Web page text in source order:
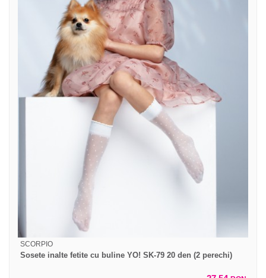
SCORPIO
Sosete inalte fetite cu buline YO! SK-79 20 den (2 perechi)